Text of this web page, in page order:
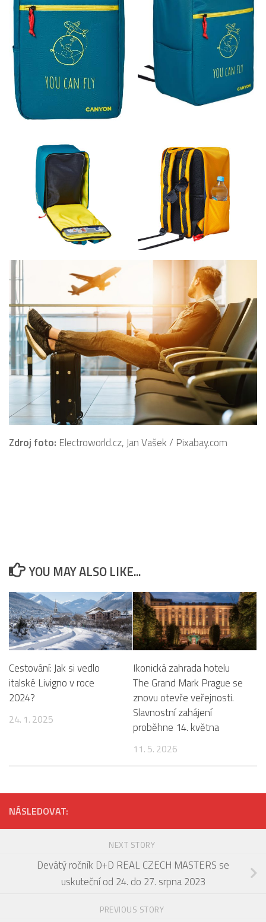
Zdroj foto: Electroworld.cz, Jan Vašek / Pixabay.com
YOU MAY ALSO LIKE...
Cestování: Jak si vedlo
italské Livigno v roce
2024?
24. 1. 2025
Ikonická zahrada hotelu
The Grand Mark Prague se
znovu otevře veřejnosti.
Slavnostní zahájení
proběhne 14. května
11. 5. 2026
NÁSLEDOVAT:
NEXT STORY
Devátý ročník D+D REAL CZECH MASTERS se
uskuteční od 24. do 27. srpna 2023
PREVIOUS STORY